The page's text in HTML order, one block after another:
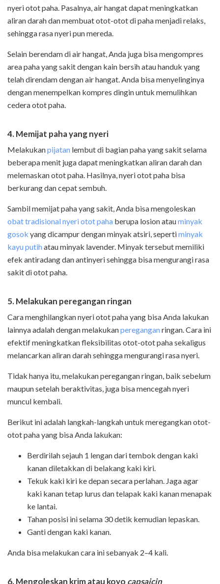
nyeri otot paha. Pasalnya, air hangat dapat meningkatkan
aliran darah dan membuat otot-otot di paha menjadi relaks,
sehingga rasa nyeri pun mereda.
Selain berendam di air hangat, Anda juga bisa mengompres
area paha yang sakit dengan kain bersih atau handuk yang
telah direndam dengan air hangat. Anda bisa menyelinginya
dengan menempelkan kompres dingin untuk memulihkan
cedera otot paha.
4. Memijat paha yang nyeri
Melakukanpijatan lembut di bagian paha yang sakit selama
beberapa menit juga dapat meningkatkan aliran darah dan
melemaskan otot paha. Hasilnya, nyeri otot paha bisa
berkurang dan cepat sembuh.
Sambil memijat paha yang sakit, Anda bisa mengoleskan
obat tradisional nyeri otot paha berupa losion atauminyak
gosok yang dicampur dengan minyak atsiri, sepertiminyak
kayu putihatau minyak lavender. Minyak tersebut memiliki
efek antiradang dan antinyeri sehingga bisa mengurangi rasa
sakit di otot paha.
5. Melakukan peregangan ringan
Cara menghilangkan nyeri otot paha yang bisa Anda lakukan
lainnya adalah dengan melakukanpereganganringan. Cara ini
efektif meningkatkan fleksibilitas otot-otot paha sekaligus
melancarkan aliran darah sehingga mengurangi rasa nyeri.
Tidak hanya itu, melakukan peregangan ringan, baik sebelum
maupun setelah beraktivitas, juga bisa mencegah nyeri
muncul kembali.
Berikut ini adalah langkah-langkah untuk meregangkan otot-
otot paha yang bisa Anda lakukan:
Berdirilah sejauh 1 lengan dari tembok dengan kaki
kanan diletakkan di belakang kaki kiri.
Tekuk kaki kiri ke depan secara perlahan. Jaga agar
kaki kanan tetap lurus dan telapak kaki kanan menapak
ke lantai.
Tahan posisi ini selama 30 detik kemudian lepaskan.
Ganti dengan kaki kanan.
Anda bisa melakukan cara ini sebanyak 2–4 kali.
6. Mengoleskan krim atau koyo capsaicin